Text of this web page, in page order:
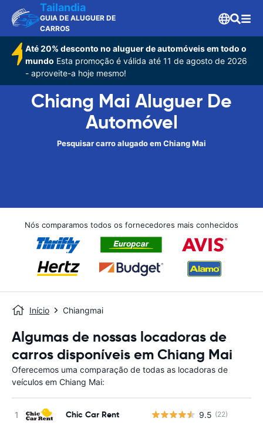
Tailandia
GUIA DE ALUGUER DE
CARROS
Até 20% desconto no aluguer de automóveis em todo o
mundo Esta promoção é válida até 11 de agosto de 2026
- aproveite-a hoje mesmo!
Chiang Mai Aluguer De
Automóvel
Pesquisar carro alugado em Chiang Mai
Nós comparamos todos os fornecedores mais conhecidos
Início Chiangmai
Algumas de nossas locadoras de
carros disponíveis em Chiang Mai
Oferecemos uma comparação de todas as locadoras de
veículos em Chiang Mai:
Chic Car Rent 9.5 (22)